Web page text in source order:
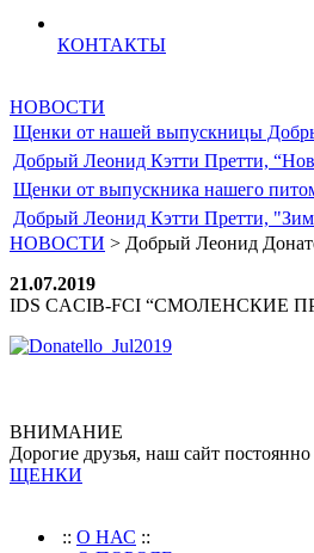
КОНТАКТЫ
НОВОСТИ
Щенки от нашей выпускницы
Добрый Леонид Кэтти Претти,
Щенки от выпускника нашего
Добрый Леонид Кэтти Претти,
НОВОСТИ > Добрый Леонид
21.07.2019
IDS CACIB-FCI “СМОЛЕНСКИЕ
ВНИМАНИЕ
Дорогие друзья, наш сайт
ЩЕНКИ
:: О НАС ::